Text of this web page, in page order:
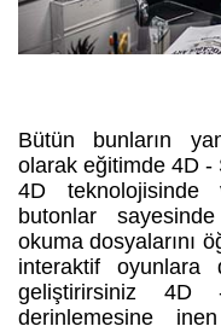
Bütün bunların
olarak eğitimde 4D -
4D
butonlar
okuma dosyalarını
interaktif oyunlara
geliştirirsiniz 4D
derinlemesine